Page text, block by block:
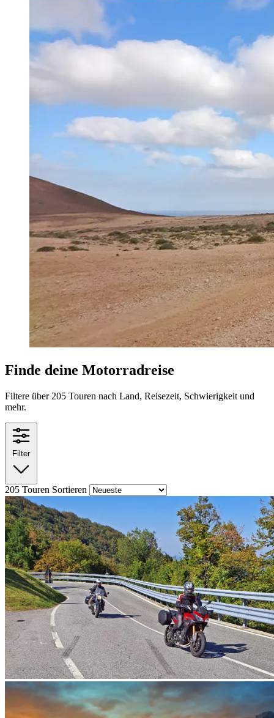
Finde deine Motorradreise
Filtere über 205 Touren nach Land, Reisezeit, Schwierigkeit und
mehr.
Filter
205 Touren Sortieren